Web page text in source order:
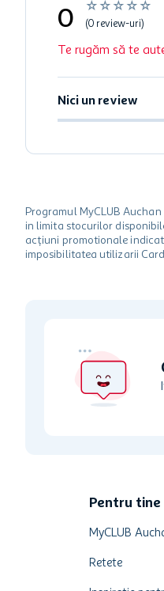
☆ ☆ ☆ ☆ ☆
0 (0 review-uri)
Te rugăm să te
Nici un review
Programul MyCLUB
in limita stocurilor
acțiuni promotionale
imposibilitatea utilizarii
Pentru tine
MyCLUB
Retete